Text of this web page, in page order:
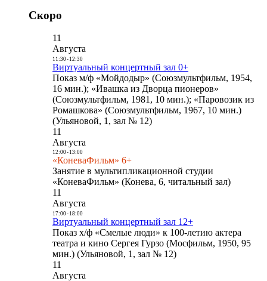
Скоро
11
Августа
11:30- 12:30
Виртуальный концертный зал 0+
Показ м/ф «Мойдодыр» (Союзмультфильм, 1954,
16 мин.); «Ивашка из Дворца пионеров»
(Союзмультфильм, 1981, 10 мин.); «Паровозик из
Ромашкова» (Союзмультфильм, 1967, 10 мин.)
(Ульяновой, 1, зал № 12)
11
Августа
12:00- 13:00
«КоневаФильм» 6+
Занятие в мультипликационной студии
«КоневаФильм» (Конева, 6, читальный зал)
11
Августа
17:00- 18:00
Виртуальный концертный зал 12+
Показ х/ф «Смелые люди» к 100-летию актера
театра и кино Сергея Гурзо (Мосфильм, 1950, 95
мин.) (Ульяновой, 1, зал № 12)
11
Августа